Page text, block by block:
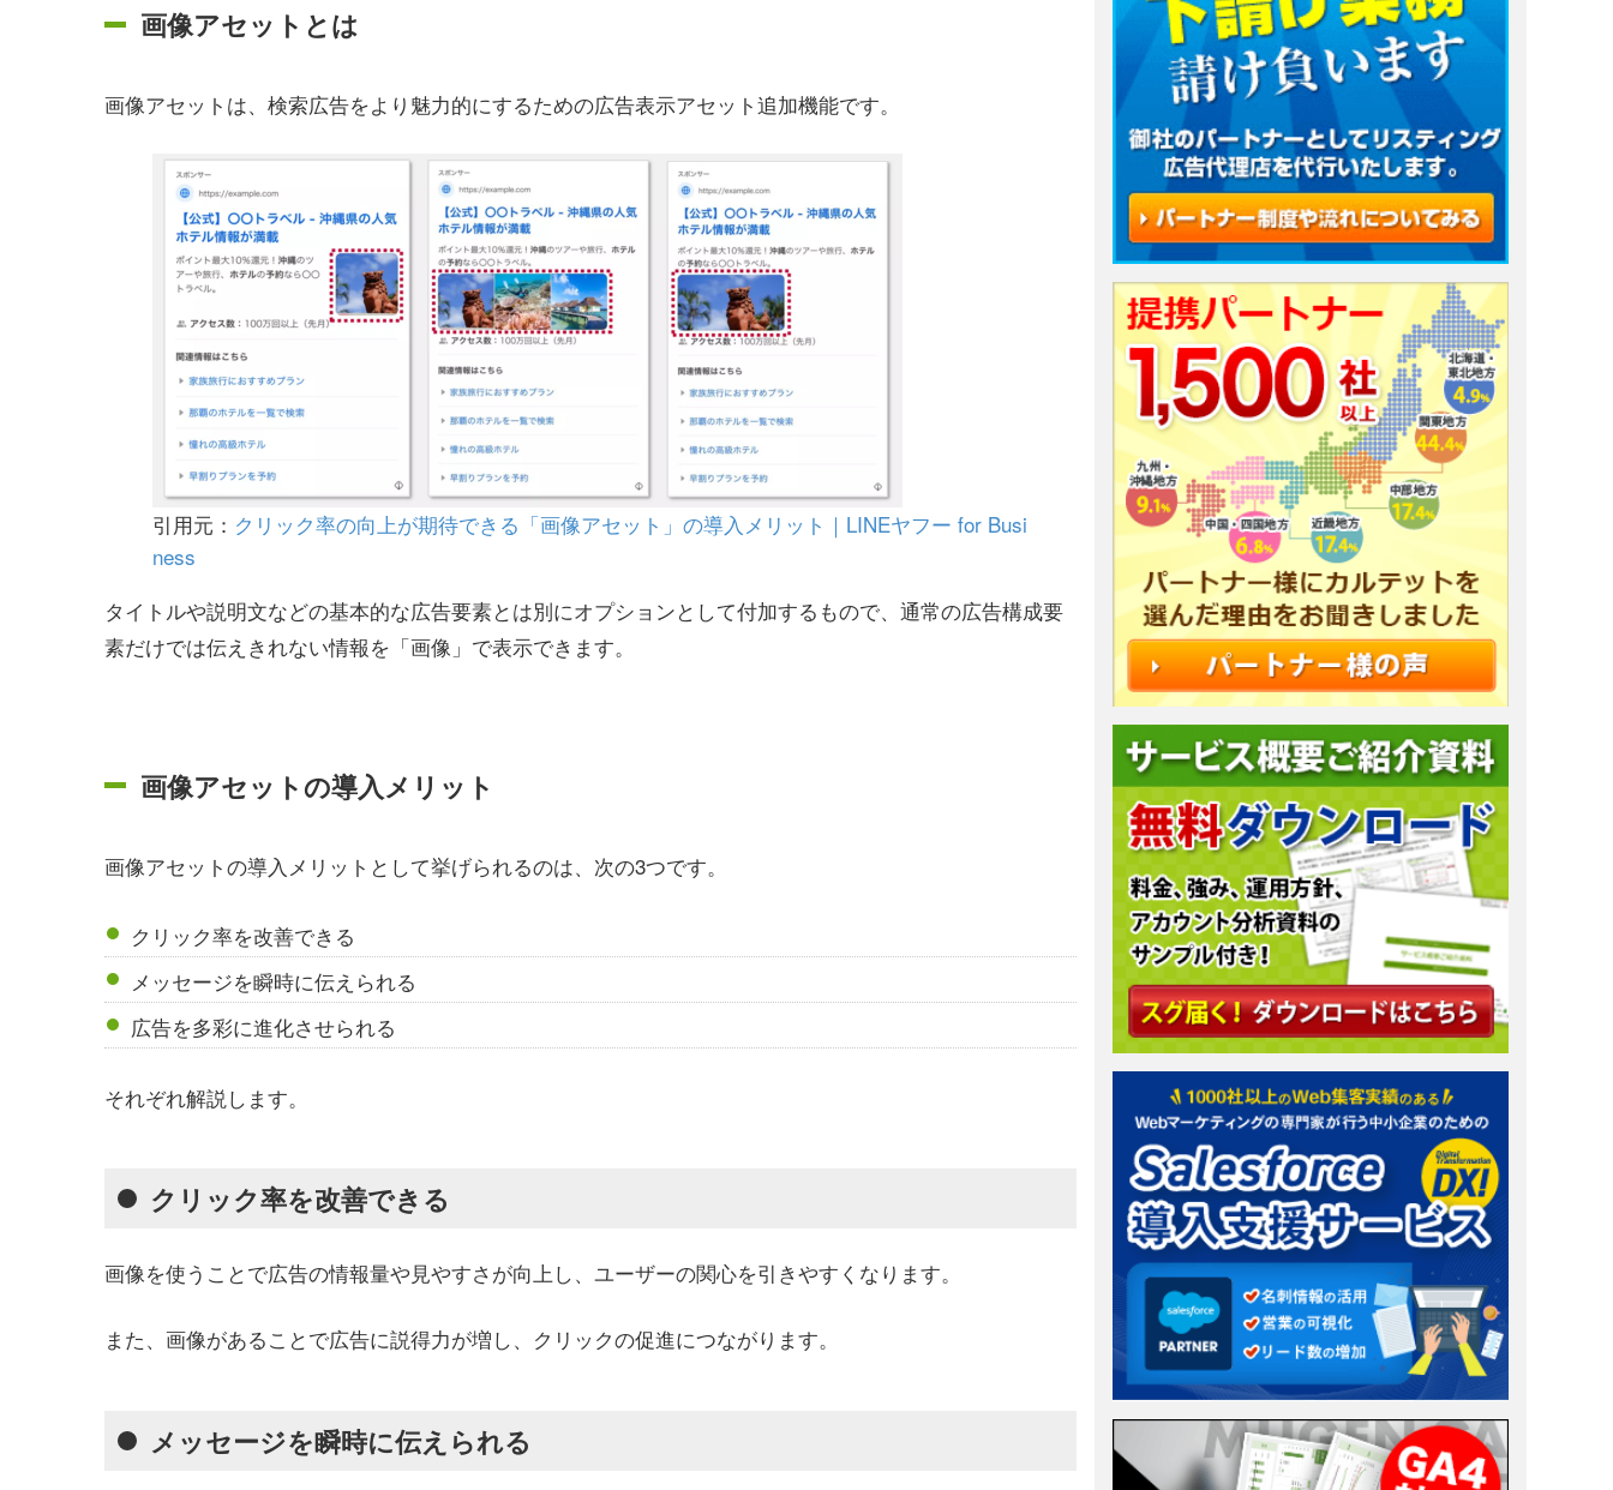
画像アセットとは
画像アセットは、検索広告をより魅力的にするための広告表示アセット追加機能です。
引用元： クリック率の向上が期待できる「画像アセット」の導入メリット｜LINEヤフー for Busi
ness
タイトルや説明文などの基本的な広告要素とは別にオプションとして付加するもので、通常の広告構成要
素だけでは伝えきれない情報を「画像」で表示できます。
画像アセットの導入メリット
画像アセットの導入メリットとして挙げられるのは、次の3つです。
クリック率を改善できる
メッセージを瞬時に伝えられる
広告を多彩に進化させられる
それぞれ解説します。
クリック率を改善できる
画像を使うことで広告の情報量や見やすさが向上し、ユーザーの関心を引きやすくなります。
また、画像があることで広告に説得力が増し、クリックの促進につながります。
メッセージを瞬時に伝えられる